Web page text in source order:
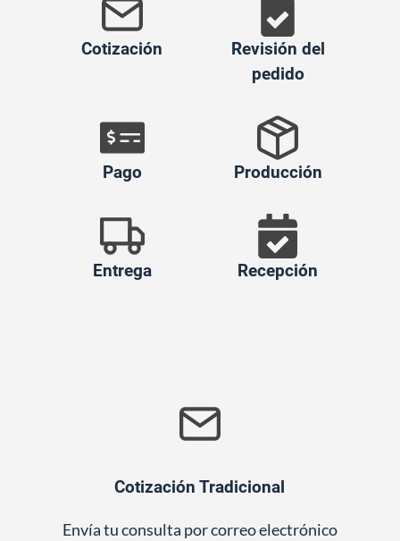
Cotización
Revisión del
pedido
Pago Producción
Entrega Recepción
Cotización Tradicional
Envía tu consulta por correo electrónico